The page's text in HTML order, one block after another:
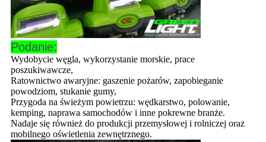
Podanie:
Wydobycie węgla, wykorzystanie morskie, prace
poszukiwawcze,
Ratownictwo awaryjne: gaszenie pożarów, zapobieganie
powodziom, stukanie gumy,
Przygoda na świeżym powietrzu: wędkarstwo, polowanie,
kemping, naprawa samochodów i inne pokrewne branże.
Nadaje się również do produkcji przemysłowej i rolniczej oraz
mobilnego oświetlenia zewnętrznego.